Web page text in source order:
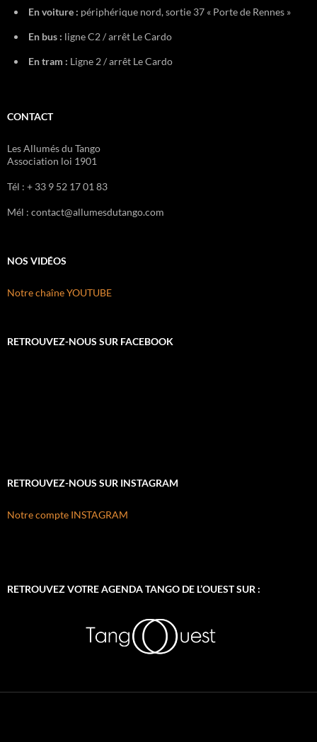
En voiture : périphérique nord, sortie 37 « Porte de Rennes »
En bus : ligne C2 / arrêt Le Cardo
En tram : Ligne 2 / arrêt Le Cardo
CONTACT
Les Allumés du Tango
Association loi 1901
Tél : + 33 9 52 17 01 83
Mél : contact@allumesdutango.com
NOS VIDÉOS
Notre chaîne YOUTUBE
RETROUVEZ-NOUS SUR FACEBOOK
RETROUVEZ-NOUS SUR INSTAGRAM
Notre compte INSTAGRAM
RETROUVEZ VOTRE AGENDA TANGO DE L’OUEST SUR :